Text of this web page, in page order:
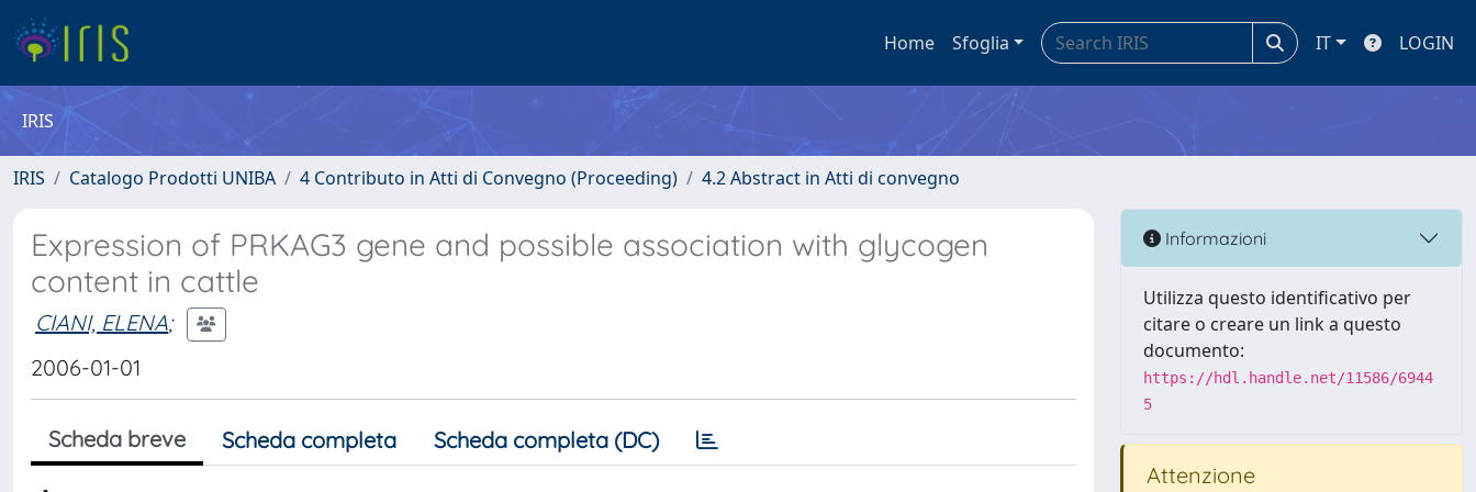
Home Sfoglia IT LOGIN
IRIS
IRIS Catalogo Prodotti UNIBA 4 Contributo in Atti di Convegno (Proceeding) 4.2 Abstract in Atti di convegno
Expression of PRKAG3 gene and possible association with glycogen
content in cattle
CIANI, ELENA;
2006-01-01
Scheda breve Scheda completa Scheda completa (DC)
Informazioni
Utilizza questo identificativo per
citare o creare un link a questo
documento:
https://hdl.handle.net/11586/6944
5
Attenzione